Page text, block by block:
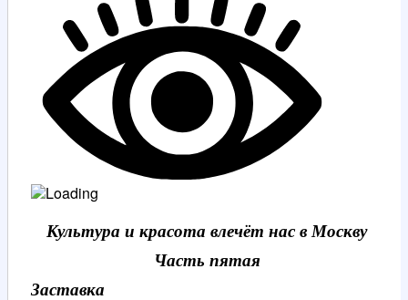
Культура и красота влечёт нас в Москву
Часть пятая
Заставка